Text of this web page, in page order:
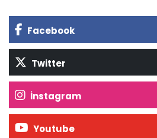
Facebook
Twitter
İnstagram
Youtube